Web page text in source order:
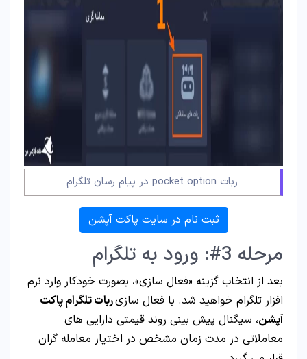
ربات pocket option در پیام رسان تلگرام
ثبت نام در سایت پاکت آپشن
مرحله 3#: ورود به تلگرام
بعد از انتخاب گزینه «فعال سازی»، بصورت خودکار وارد نرم
افزار تلگرام خواهید شد. با فعال سازیربات تلگرام پاکت
آپشن، سیگنال پیش بینی روند قیمتی دارایی های
معاملاتی در مدت زمان مشخص در اختیار معامله گران